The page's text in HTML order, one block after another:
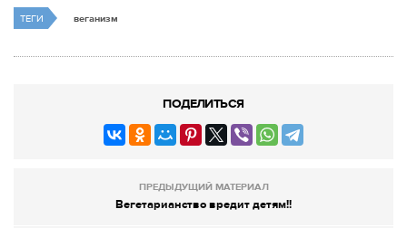
ТЕГИ веганизм
ПОДЕЛИТЬСЯ
ПРЕДЫДУЩИЙ МАТЕРИАЛ
Вегетарианство вредит детям!!